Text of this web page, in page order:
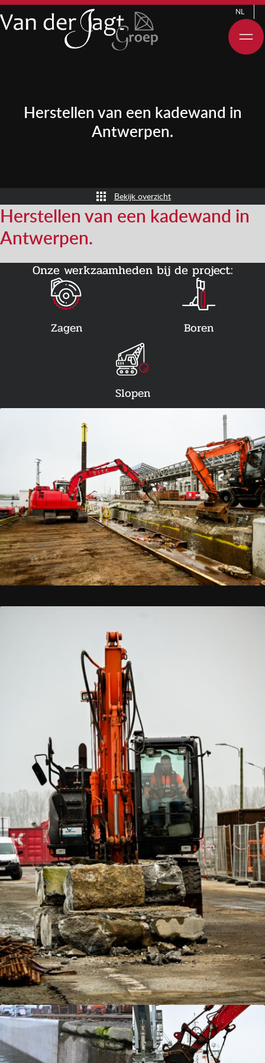
NL
Herstellen van een kadewand in
Antwerpen.
Bekijk overzicht
Herstellen van een kadewand in
Antwerpen.
Onze werkzaamheden bij de project:
Zagen Boren
Slopen